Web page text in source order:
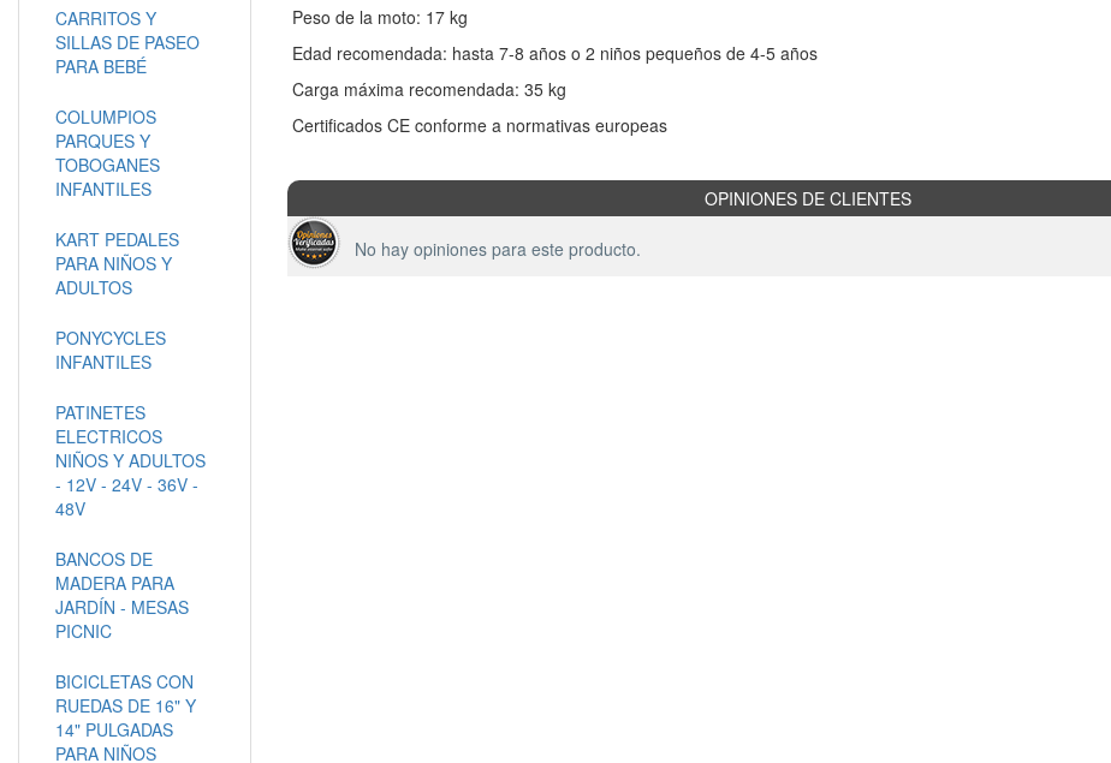
Peso de la moto: 17 kg
Edad recomendada: hasta 7-8 años o 2 niños pequeños de 4-5 años
Carga máxima recomendada: 35 kg
Certificados CE conforme a normativas europeas
OPINIONES DE CLIENTES
No hay opiniones para este producto.
CARRITOS Y
SILLAS DE PASEO
PARA BEBÉ
COLUMPIOS
PARQUES Y
TOBOGANES
INFANTILES
KART PEDALES
PARA NIÑOS Y
ADULTOS
PONYCYCLES
INFANTILES
PATINETES
ELECTRICOS
NIÑOS Y ADULTOS
- 12V - 24V - 36V -
48V
BANCOS DE
MADERA PARA
JARDÍN - MESAS
PICNIC
BICICLETAS CON
RUEDAS DE 16" Y
14" PULGADAS
PARA NIÑOS